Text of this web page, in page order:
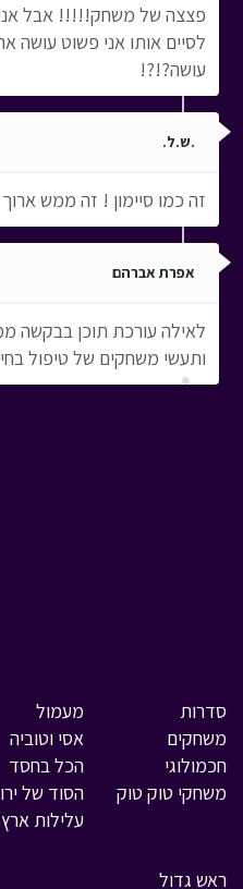
לסיים אותו אני פשוט עושה
עושה?!?!
.ש.ל.
זה כמו סיימון ! זה ממש ארוך
אפרת אברהם
לאילה עורכת תוכן בבקשה
ותעשי משחקים של טיפול
סדרות
משחקים
חכמולוגי
משחקי טוק טוק
מעמול
אסי וטוביה
הכל בחסד
הסוד של
עלילות ארץ
ראש גדול